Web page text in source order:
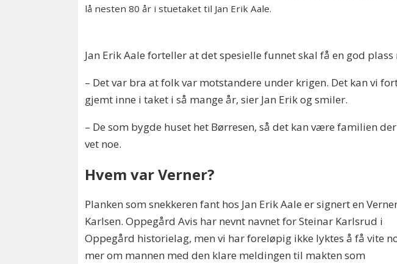
lå nesten 80 år i stuetaket til Jan Erik Aale.
Jan Erik Aale forteller at det spesielle funnet skal få en god
– Det var bra at folk var motstandere under krigen. Det kan vi
gjemt inne i taket i så mange år, sier Jan Erik og smiler.
– De som bygde huset het Børresen, så det kan være familien der
vet noe.
Hvem var Verner?
Planken som snekkeren fant hos Jan Erik Aale er signert en
Karlsen. Oppegård Avis har nevnt navnet for Steinar Karlsrud i
Oppegård historielag, men vi har foreløpig ikke lyktes å få vite
mer om mannen med den klare meldingen til makten som